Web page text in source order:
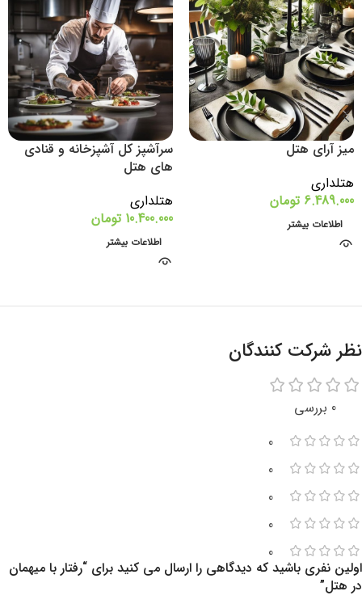
میز آرای هتل
هتلداری
6.489.000 تومان
اطلاعات بیشتر
سرآشپز کل آشپزخانه و قنادی
های هتل
هتلداری
10.400.000 تومان
اطلاعات بیشتر
نظر شرکت کنندگان
0 بررسی
0
0
0
0
0
اولین نفری باشید که دیدگاهی را ارسال می کنید برای “رفتار با میهمان
در هتل”